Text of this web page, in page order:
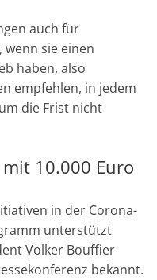
auch für
sie einen
haben, also
empfehlen, in jedem
die Frist nicht
10.000 Euro
in der Corona-
unterstützt
Volker Bouffier
bekannt.